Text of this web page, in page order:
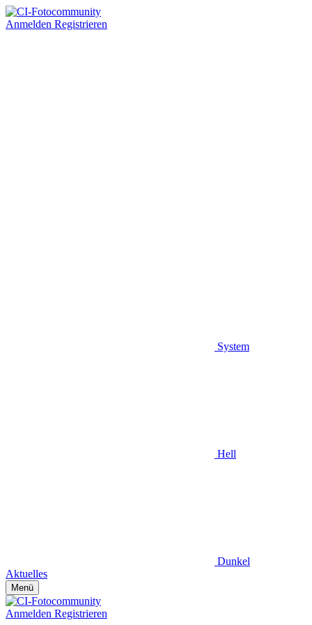
Anmelden Registrieren
System
Hell
Dunkel
Aktuelles
Menü
Anmelden Registrieren